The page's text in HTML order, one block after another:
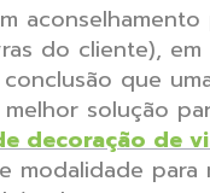
do cliente),
que
solução
decoração de
modalidade para